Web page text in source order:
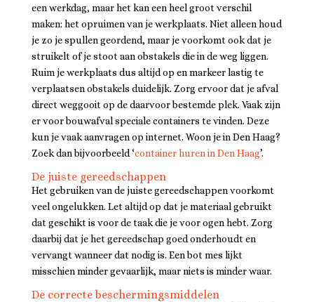
een werkdag, maar het kan een heel groot verschil
maken: het opruimen van je werkplaats. Niet alleen houd
je zo je spullen geordend, maar je voorkomt ook dat je
struikelt of je stoot aan obstakels die in de weg liggen.
Ruim je werkplaats dus altijd op en markeer lastig te
verplaatsen obstakels duidelijk. Zorg ervoor dat je afval
direct weggooit op de daarvoor bestemde plek. Vaak zijn
er voor bouwafval speciale containers te vinden. Deze
kun je vaak aanvragen op internet. Woon je in Den Haag?
Zoek dan bijvoorbeeld ‘container huren in Den Haag’.
De juiste gereedschappen
Het gebruiken van de juiste gereedschappen voorkomt
veel ongelukken. Let altijd op dat je materiaal gebruikt
dat geschikt is voor de taak die je voor ogen hebt. Zorg
daarbij dat je het gereedschap goed onderhoudt en
vervangt wanneer dat nodig is. Een bot mes lijkt
misschien minder gevaarlijk, maar niets is minder waar.
De correcte beschermingsmiddelen